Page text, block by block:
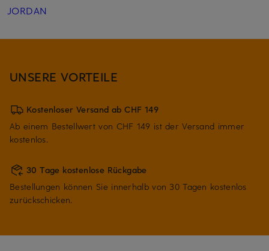
JORDAN
UNSERE VORTEILE
Kostenloser Versand ab CHF 149
Ab einem Bestellwert von CHF 149 ist der Versand immer
kostenlos.
30 Tage kostenlose Rückgabe
Bestellungen können Sie innerhalb von 30 Tagen kostenlos
zurückschicken.